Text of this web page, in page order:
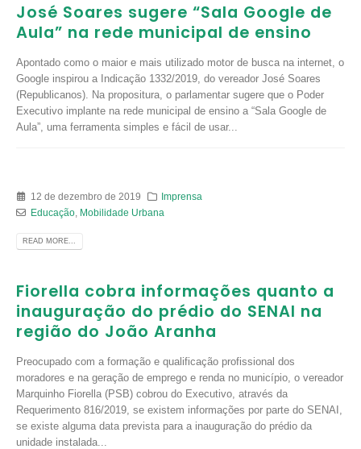
José Soares sugere “Sala Google de
Aula” na rede municipal de ensino
Apontado como o maior e mais utilizado motor de busca na internet, o
Google inspirou a Indicação 1332/2019, do vereador José Soares
(Republicanos). Na propositura, o parlamentar sugere que o Poder
Executivo implante na rede municipal de ensino a “Sala Google de
Aula”, uma ferramenta simples e fácil de usar...
12 de dezembro de 2019
Imprensa
Educação, Mobilidade Urbana
READ MORE...
Fiorella cobra informações quanto a
inauguração do prédio do SENAI na
região do João Aranha
Preocupado com a formação e qualificação profissional dos
moradores e na geração de emprego e renda no município, o vereador
Marquinho Fiorella (PSB) cobrou do Executivo, através da
Requerimento 816/2019, se existem informações por parte do SENAI,
se existe alguma data prevista para a inauguração do prédio da
unidade instalada...